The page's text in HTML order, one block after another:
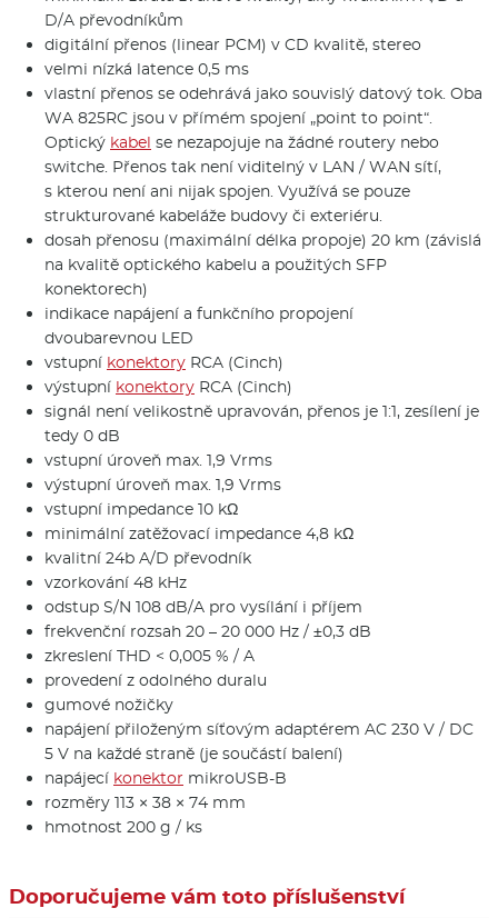
D/A převodníkům
digitální přenos (linear PCM) v CD kvalitě, stereo
velmi nízká latence 0,5 ms
vlastní přenos se odehrává jako souvislý datový tok. Oba
WA 825RC jsou v přímém spojení „point to point“.
Optický kabel se nezapojuje na žádné routery nebo
switche. Přenos tak není viditelný v LAN / WAN sítí,
s kterou není ani nijak spojen. Využívá se pouze
strukturované kabeláže budovy či exteriéru.
dosah přenosu (maximální délka propoje) 20 km (závislá
na kvalitě optického kabelu a použitých SFP
konektorech)
indikace napájení a funkčního propojení
dvoubarevnou LED
vstupní konektory RCA (Cinch)
výstupní konektory RCA (Cinch)
signál není velikostně upravován, přenos je 1:1, zesílení je
tedy 0 dB
vstupní úroveň max. 1,9 Vrms
výstupní úroveň max. 1,9 Vrms
vstupní impedance 10 kΩ
minimální zatěžovací impedance 4,8 kΩ
kvalitní 24b A/D převodník
vzorkování 48 kHz
odstup S/N 108 dB/A pro vysílání i příjem
frekvenční rozsah 20 – 20 000 Hz / ±0,3 dB
zkreslení THD < 0,005 % / A
provedení z odolného duralu
gumové nožičky
napájení přiloženým síťovým adaptérem AC 230 V / DC
5 V na každé straně (je součástí balení)
napájecí konektor mikroUSB-B
rozměry 113 × 38 × 74 mm
hmotnost 200 g / ks
Doporučujeme vám toto příslušenství